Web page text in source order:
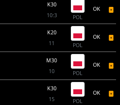
K30
10:3
POL
OK
K20
11
POL
OK
M30
10
POL
OK
K30
15
POL
OK